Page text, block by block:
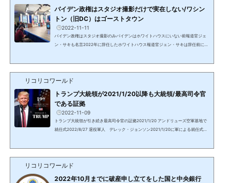
バイデン政権はスタジオ撮影だけで実在しない/ワシン
トン（旧DC）はゴーストタウン
2022-11-11
バイデン政権はスタジオ撮影のみバイデンはホワイトハウスにいない前報道官ジェ
ン・サキも名言2022年に辞任したホワイトハウス報道官ジェン・サキは辞任前に
オ撮影腕の毛が朝黒いバイデンホワイトハウスの構造と2階部分が異なる上：1階の
リコリコワールド
トランプ大統領が2021/1/20以降も大統領/最高司令官
である証拠
2022-11-09
トランプ大統領が引き続き最高司令官の証拠2021/1/20 アンドリューズ空軍基地で
就任式2022/8/27 退役軍人 デレック・ジョンソン2021/1/20に軍による就任式ト
儀礼用砲兵隊でOld guardオールド・ガードとも呼ばれる第三歩兵隊によりHail to t
リコリコワールド
2022年10月までに破産申し立てをした国と中央銀行